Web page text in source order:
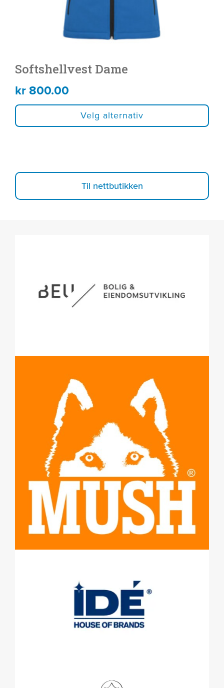
Softshellvest Dame
kr800.00
Velg alternativ
produktsiden
Til nettbutikken